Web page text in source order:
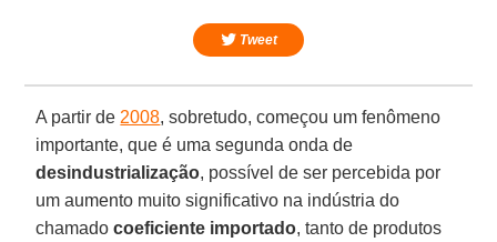
Tweet
A partir de 2008, sobretudo, começou um fenômeno
importante, que é uma segunda onda de
desindustrialização, possível de ser percebida por
um aumento muito significativo na indústria do
chamadocoeficiente importado, tanto de produtos